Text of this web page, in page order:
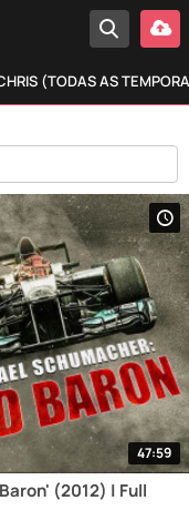
(TODAS AS
47:59
(2012) | Full